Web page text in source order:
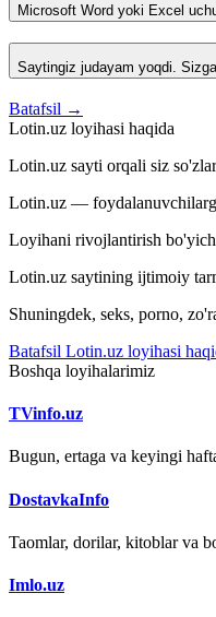
Microsoft Word yoki Excel
Saytingiz judayam yoqdi.
Batafsil →
Lotin.uz loyihasi haqida
Lotin.uz sayti orqali siz
Lotin.uz —
Loyihani rivojlantirish
Lotin.uz saytining ijtimoiy
Shuningdek, seks, porno,
Batafsil Lotin.uz loyihasi
Boshqa loyihalarimiz
TVinfo.uz
Bugun, ertaga va keyingi
DostavkaInfo
Taomlar, dorilar, kitoblar va
Imlo.uz